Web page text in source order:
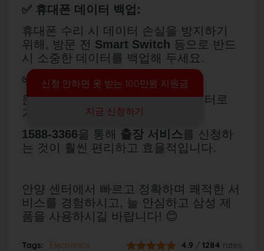
신청 안하면 못 받는 100만원 지원금
지금 신청하기
✅ 휴대폰 데이터 백업:
휴대폰 수리 시 데이터 손실을 방지하기
위해, 방문 전 Smart Switch 등으로 반드
시 소중한 데이터를 백업해 두세요.
✅ 대형 가전은 출장 서비스:
운반이 어려운 대형 가전은 굳이 센터로
가져오지 마세요.
1588-3366을 통해 출장 서비스를 신청하
는 것이 훨씬 편리하고 효율적입니다.
안양 센터에서 빠르고 정확하며 쾌적한 서
비스를 경험하시고, 늘 안심하고 삼성 제
품을 사용하시길 바랍니다! 😊
Tags: Electronics 4.9 /1284 rates